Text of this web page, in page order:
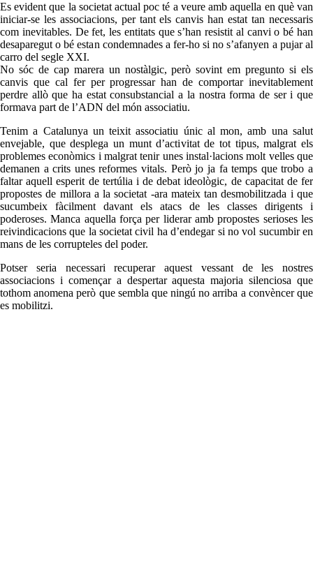
Es evident que la societat actual poc té a veure amb aquella en què van
iniciar-se les associacions, per tant els canvis han estat tan necessaris
com inevitables. De fet, les entitats que s’han resistit al canvi o bé han
desaparegut o bé estan condemnades a fer-ho si no s’afanyen a pujar al
carro del segle XXI.
No sóc de cap marera un nostàlgic, però sovint em pregunto si els
canvis que cal fer per progressar han de comportar inevitablement
perdre allò que ha estat consubstancial a la nostra forma de ser i que
formava part de l’ADN del món associatiu.
Tenim a Catalunya un teixit associatiu únic al mon, amb una salut
envejable, que desplega un munt d’activitat de tot tipus, malgrat els
problemes econòmics i malgrat tenir unes instal·lacions molt velles que
demanen a crits unes reformes vitals. Però jo ja fa temps que trobo a
faltar aquell esperit de tertúlia i de debat ideològic, de capacitat de fer
propostes de millora a la societat -ara mateix tan desmobilitzada i que
sucumbeix fàcilment davant els atacs de les classes dirigents i
poderoses. Manca aquella força per liderar amb propostes serioses les
reivindicacions que la societat civil ha d’endegar si no vol sucumbir en
mans de les corrupteles del poder.
Potser seria necessari recuperar aquest vessant de les nostres
associacions i començar a despertar aquesta majoria silenciosa que
tothom anomena però que sembla que ningú no arriba a convèncer que
es mobilitzi.